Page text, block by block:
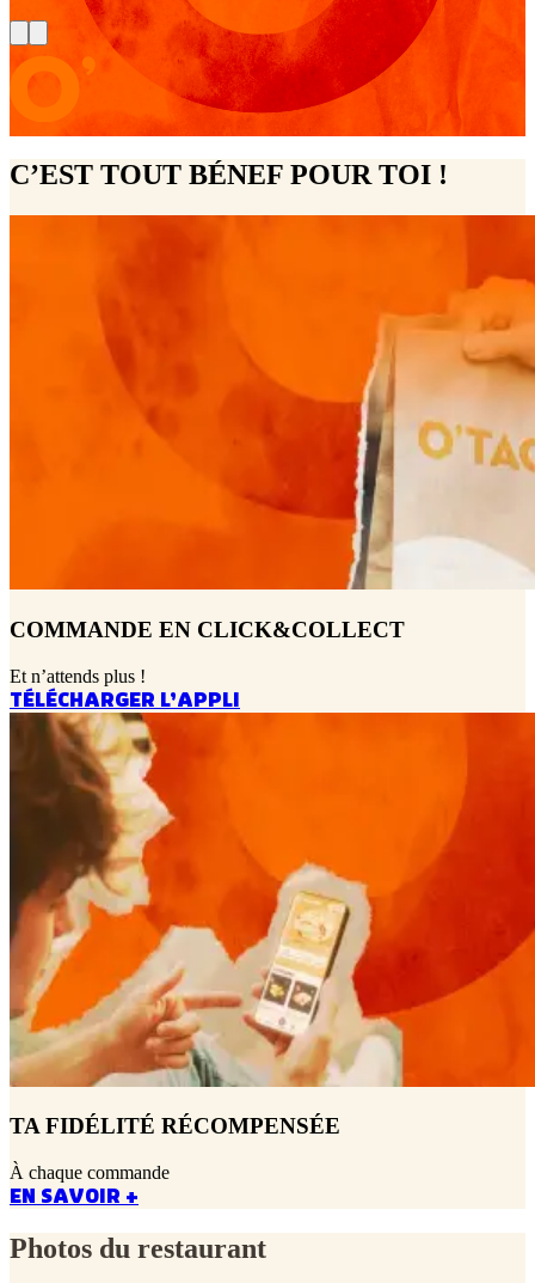
C’EST TOUT BÉNEF POUR TOI !
COMMANDE EN CLICK&COLLECT
Et n’attends plus !
TÉLÉCHARGER L’APPLI
TA FIDÉLITÉ RÉCOMPENSÉE
À chaque commande
EN SAVOIR +
Photos du restaurant